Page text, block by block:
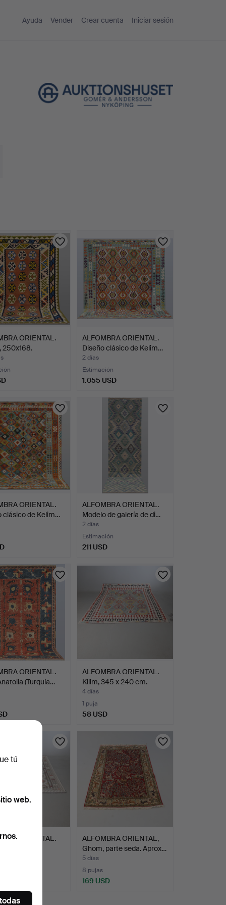
Ayuda Vender Crear cuenta Iniciar sesión
ORIENTAL.
250x168.
ALFOMBRA ORIENTAL.
Diseño clásico de Kelim…
2 días
Estimación
1.055 USD
ORIENTAL.
clásico de Kelim…
ALFOMBRA ORIENTAL.
Modelo de galería de di…
2 días
Estimación
211 USD
ORIENTAL.
(Turquía…
ALFOMBRA ORIENTAL.
Kilim, 345 x 240 cm.
4 días
1 puja
58 USD
ORIENTAL.
ALFOMBRA ORIENTAL,
Ghom, parte seda. Aprox…
5 días
8 pujas
169 USD
tú
web.